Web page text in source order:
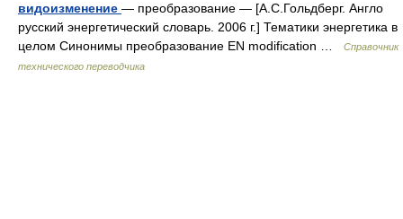
видоизменение — преобразование — [А.С.Гольдберг. Англо
русский энергетический словарь. 2006 г.] Тематики энергетика в
целом Синонимы преобразование EN modification …
Справочник
технического переводчика